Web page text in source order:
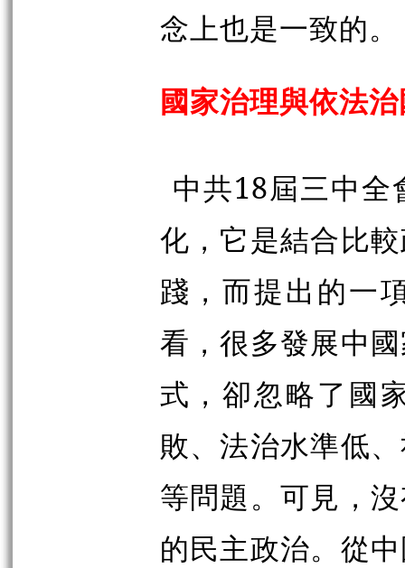
念上也是一致的。
國家治理與依法
中共18屆三中全
化，它是結合比
踐，而提出的一
看，很多發展中
式，卻忽略了國
敗、法治水準低
等問題。可見，
的民主政治。從